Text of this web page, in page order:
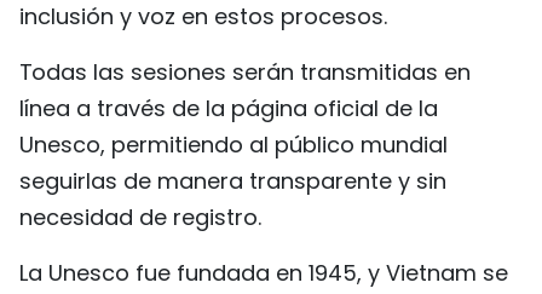
inclusión y voz en estos procesos.
Todas las sesiones serán transmitidas en
línea a través de la página oficial de la
Unesco, permitiendo al público mundial
seguirlas de manera transparente y sin
necesidad de registro.
La Unesco fue fundada en 1945, y Vietnam se